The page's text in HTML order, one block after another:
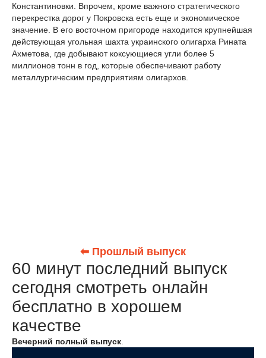
Константиновки. Впрочем, кроме важного стратегического
перекрестка дорог у Покровска есть еще и экономическое
значение. В его восточном пригороде находится крупнейшая
действующая угольная шахта украинского олигарха Рината
Ахметова, где добывают коксующиеся угли более 5
миллионов тонн в год, которые обеспечивают работу
металлургическим предприятиям олигархов.
⬅ Прошлый выпуск
60 минут последний выпуск
сегодня смотреть онлайн
бесплатно в хорошем
качестве
Вечерний полный выпуск.